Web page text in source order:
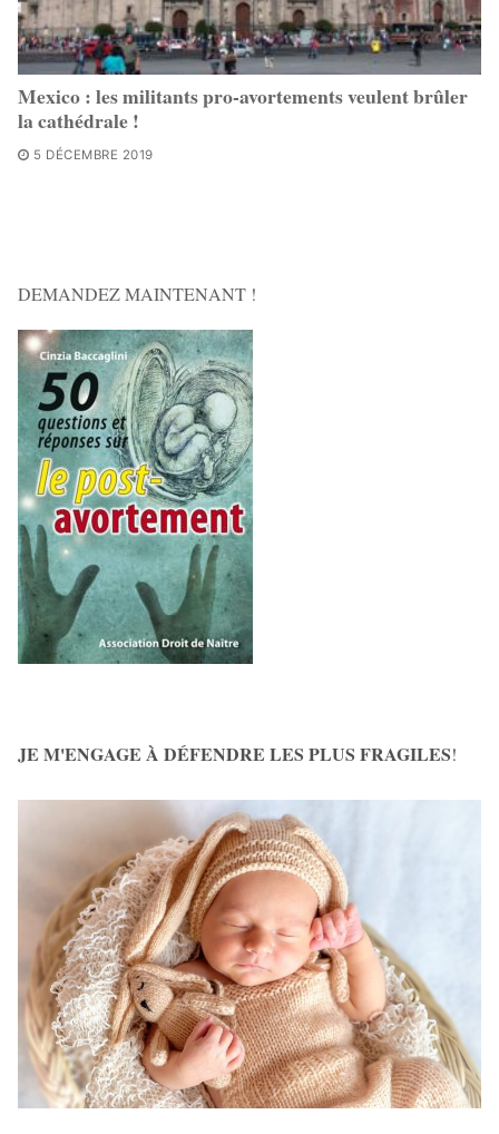
Mexico : les militants pro-avortements veulent brûler
la cathédrale !
5 DÉCEMBRE 2019
DEMANDEZ MAINTENANT !
JE M'ENGAGE À DÉFENDRE LES PLUS FRAGILES!